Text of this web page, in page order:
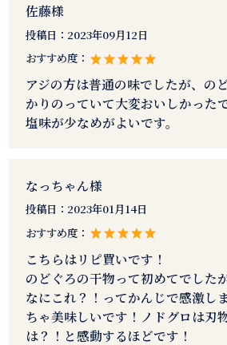
佐藤様
投稿日： 2023年09月12日
おすすめ度：
アジの方は普通の味でしたが、の
かりのっていて大変おいしかったで
塩味が少なめがよいです。
なっちゃん様
投稿日： 2023年01月14日
おすすめ度：
こちらはリピ買いです！
のどぐろの干物って初めてでした
なにこれ？！ってかんじで感激し
ちゃ美味しいです！ノドグロは刃
は？！と感動するほどです！